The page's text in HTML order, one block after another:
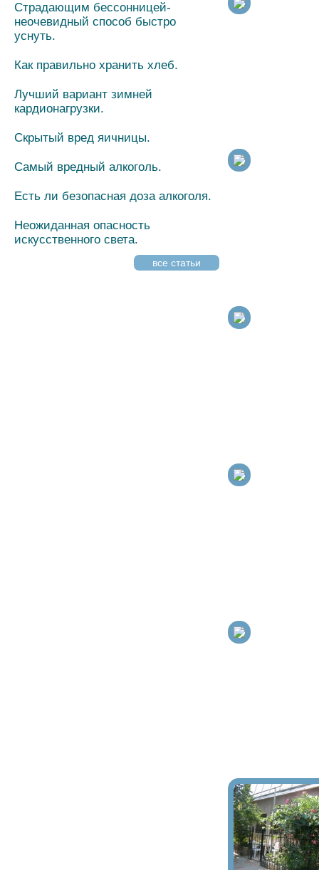
Страдающим бессонницей-
неочевидный способ быстро
уснуть.
Как правильно хранить хлеб.
Лучший вариант зимней
кардионагрузки.
Скрытый вред яичницы.
Самый вредный алкоголь.
Есть ли безопасная доза алкоголя.
Неожиданная опасность
искусственного света.
все статьи